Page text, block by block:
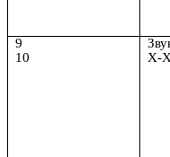
9
10
Х-